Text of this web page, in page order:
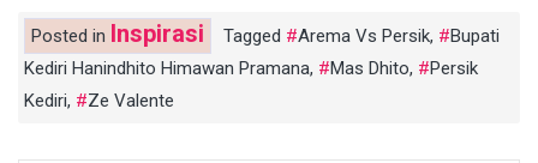
Posted in Inspirasi Tagged Arema Vs Persik,
Bupati
Kediri Hanindhito Himawan Pramana, Mas Dhito,
Persik
Kediri, Ze Valente